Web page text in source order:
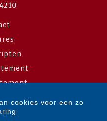
cookies voor een zo